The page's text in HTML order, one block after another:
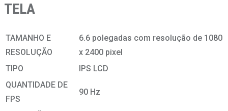
TELA
TAMANHO E
RESOLUÇÃO
6.6 polegadas com resolução de 1080
x 2400 pixel
TIPO
IPS LCD
QUANTIDADE DE
FPS
90 Hz